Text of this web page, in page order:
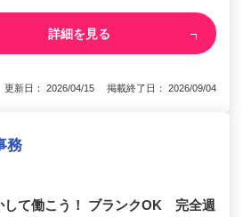
詳細を見る
更新日： 2026/04/15 掲載終了日： 2026/09/04
務
して働こう！ ブランクOK 完全週